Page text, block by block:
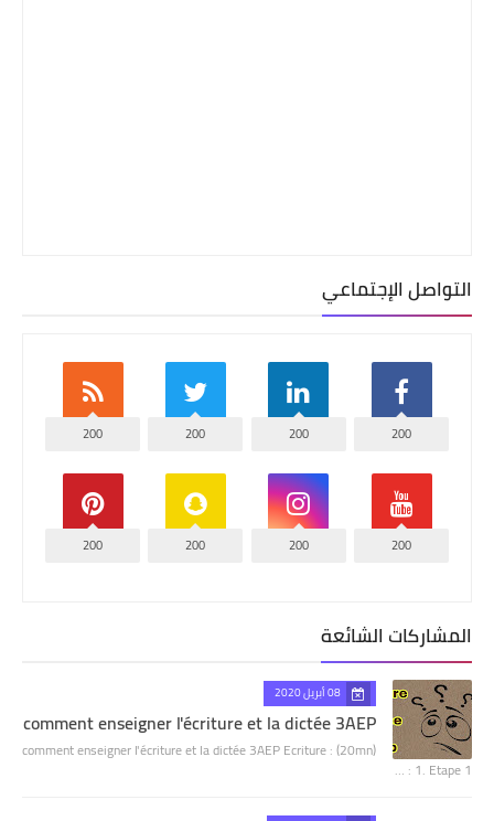
التواصل الإجتماعي
200
200
200
200
200
200
200
200
المشاركات الشائعة
08 أبريل 2020
comment enseigner l'écriture et la dictée 3AEP
comment enseigner l'écriture et la dictée 3AEP Ecriture : (20mn)
1. Etape 1 : …